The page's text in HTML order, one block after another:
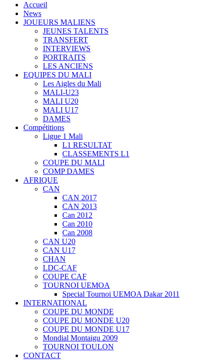
Accueil
News
JOUEURS MALIENS
JEUNES TALENTS
TRANSFERT
INTERVIEWS
PORTRAITS
LES ANCIENS
EQUIPES DU MALI
Les Aigles du Mali
MALI-U23
MALI U20
MALI U17
DAMES
Compétitions
Ligue 1 Mali
L1 RESULTAT
CLASSEMENTS L1
COUPE DU MALI
COMP DAMES
AFRIQUE
CAN
CAN 2017
CAN 2013
Can 2012
Can 2010
Can 2008
CAN U20
CAN U17
CHAN
LDC-CAF
COUPE CAF
TOURNOI UEMOA
Special Tournoi UEMOA Dakar 2011
INTERNATIONAL
COUPE DU MONDE
COUPE DU MONDE U20
COUPE DU MONDE U17
Mondial Montaigu 2009
TOURNOI TOULON
CONTACT